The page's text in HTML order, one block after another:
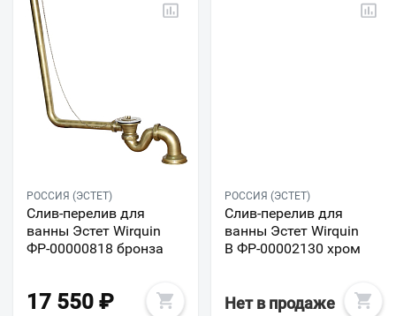
РОССИЯ (ЭСТЕТ)
Слив-перелив для
ванны Эстет Wirquin
ФР-00000818 бронза
17 550 ₽
РОССИЯ (ЭСТЕТ)
Слив-перелив для
ванны Эстет Wirquin
В ФР-00002130 хром
Нет в продаже